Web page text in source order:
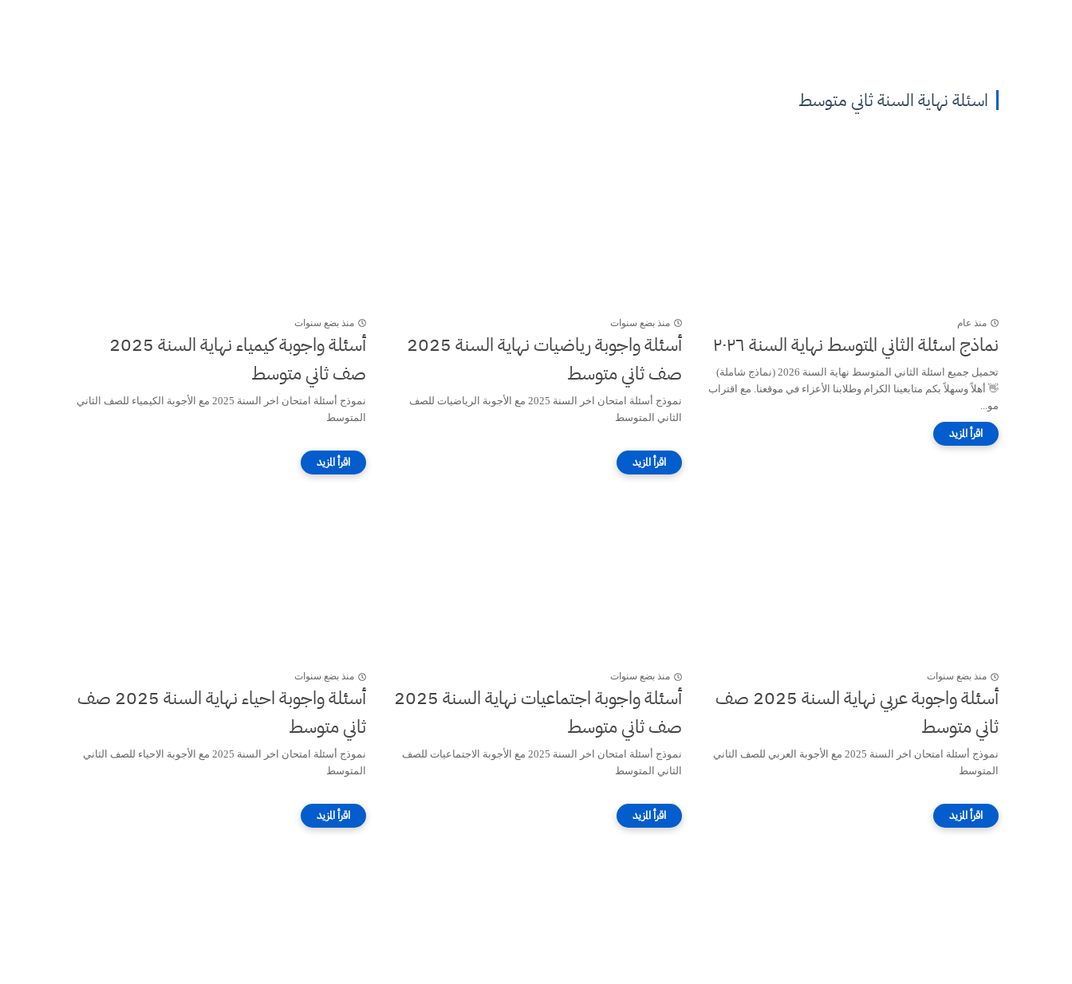
اسئلة نهاية السنة ثاني متوسط
منذ عام
نماذج اسئلة الثاني المتوسط نهاية السنة ٢٠٢٦
تحميل جميع اسئلة الثاني المتوسط نهاية السنة 2026 (نماذج شاملة)
👋 أهلاً وسهلاً بكم متابعينا الكرام وطلابنا الأعزاء في موقعنا. مع اقتراب
مو...
منذ بضع سنوات
أسئلة واجوبة رياضيات نهاية السنة 2025
صف ثاني متوسط
نموذج أسئلة امتحان اخر السنة 2025 مع الأجوبة الرياضيات للصف
الثاني المتوسط
منذ بضع سنوات
أسئلة واجوبة كيمياء نهاية السنة 2025
صف ثاني متوسط
نموذج أسئلة امتحان اخر السنة 2025 مع الأجوبة الكيمياء للصف الثاني
المتوسط
منذ بضع سنوات
أسئلة واجوبة عربي نهاية السنة 2025 صف
ثاني متوسط
نموذج أسئلة امتحان اخر السنة 2025 مع الأجوبة العربي للصف الثاني
المتوسط
منذ بضع سنوات
أسئلة واجوبة اجتماعيات نهاية السنة 2025
صف ثاني متوسط
نموذج أسئلة امتحان اخر السنة 2025 مع الأجوبة الاجتماعيات للصف
الثاني المتوسط
منذ بضع سنوات
أسئلة واجوبة احياء نهاية السنة 2025 صف
ثاني متوسط
نموذج أسئلة امتحان اخر السنة 2025 مع الأجوبة الاحياء للصف الثاني
المتوسط